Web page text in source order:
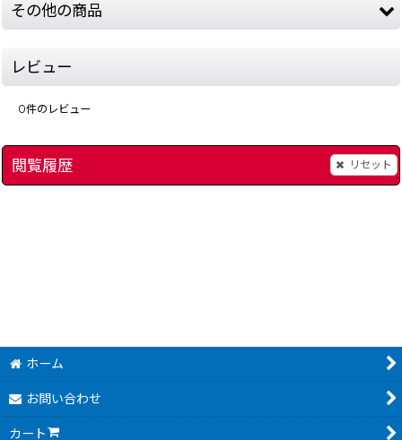
その他の商品
レビュー
0件のレビュー
閲覧履歴 リセット
ホーム
お問い合わせ
カート